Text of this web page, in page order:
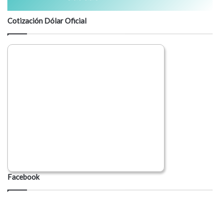
Cotización Dólar Oficial
Facebook